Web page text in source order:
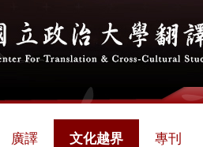
廣譯 文化越界 專刊